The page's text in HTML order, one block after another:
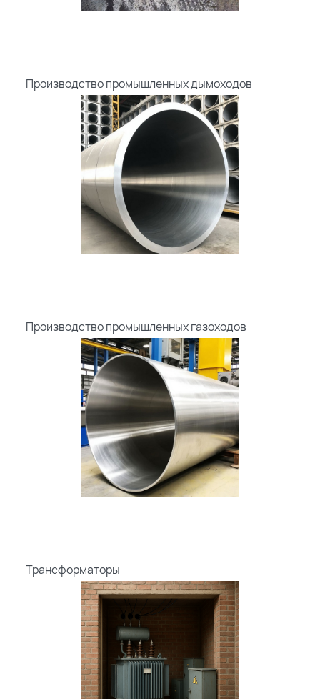
Производство промышленных дымоходов
Производство промышленных газоходов
Трансформаторы